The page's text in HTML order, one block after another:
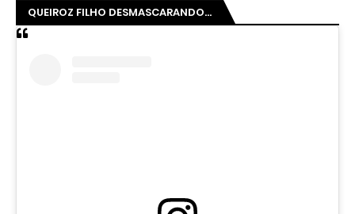
QUEIROZ FILHO DESMASCARANDO...